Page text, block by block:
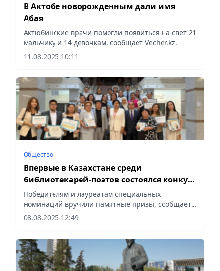
В Актобе новорожденным дали имя
Абая
Актюбинские врачи помогли появиться на свет 21
мальчику и 14 девочкам, сообщает Vecher.kz.
11.08.2025 10:11
Общество
Впервые в Казахстане среди
библиотекарей-поэтов состоялся конкурс
стихов
Победителям и лауреатам специальных
номинаций вручили памятные призы, сообщает
Vecher.kz.
08.08.2025 12:49